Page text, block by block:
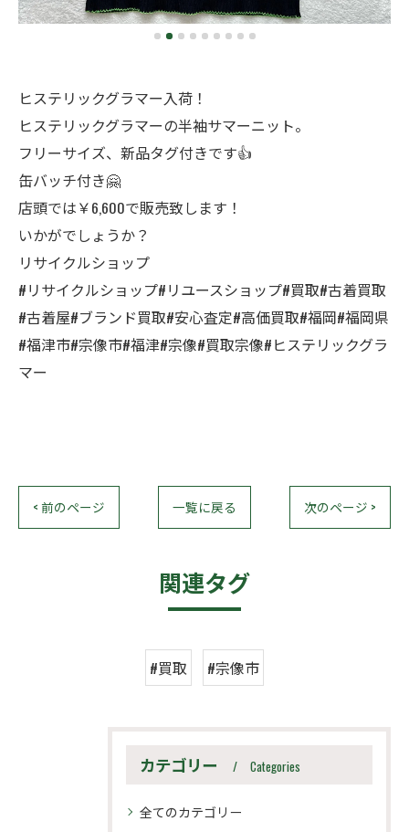
ヒステリックグラマー入荷！
ヒステリックグラマーの半袖サマーニット。
フリーサイズ、新品タグ付きです👍
缶バッチ付き🤗
店頭では￥6,600で販売致します！
いかがでしょうか？
リサイクルショップ
#リサイクルショップ#リユースショップ#買取#古着買取
#古着屋#ブランド買取#安心査定#高価買取#福岡#福岡県
#福津市#宗像市#福津#宗像#買取宗像#ヒステリックグラ
マー
< 前のページ 一覧に戻る 次のページ >
関連タグ
#買取 #宗像市
カテゴリー Categories
全てのカテゴリー